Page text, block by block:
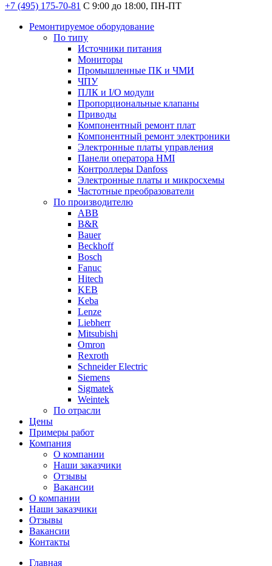
+7 (495) 175-70-81 C 9:00 до 18:00, ПН-ПТ
Ремонтируемое оборудование
По типу
Источники питания
Мониторы
Промышленные ПК и ЧМИ
ЧПУ
ПЛК и I/O модули
Пропорциональные клапаны
Приводы
Компонентный ремонт плат
Компонентный ремонт электроники
Электронные платы управления
Панели оператора HMI
Контроллеры Danfoss
Электронные платы и микросхемы
Частотные преобразователи
По производителю
ABB
B&R
Bauer
Beckhoff
Bosch
Fanuc
Hitech
KEB
Keba
Lenze
Liebherr
Mitsubishi
Omron
Rexroth
Schneider Electric
Siemens
Sigmatek
Weintek
По отрасли
Цены
Примеры работ
Компания
О компании
Наши заказчики
Отзывы
Вакансии
О компании
Наши заказчики
Отзывы
Вакансии
Контакты
Главная